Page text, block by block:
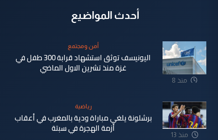
أحدث المواضيع
منذ 8
أمن ومجتمع
اليونيسف توثق استشهاد قرابة 300 طفل في
غزة منذ تشرين الاول الماضي
منذ 13
رياضية
برشلونة يلغي مباراة ودية بالمغرب في أعقاب
أزمة الهجرة في سبتة